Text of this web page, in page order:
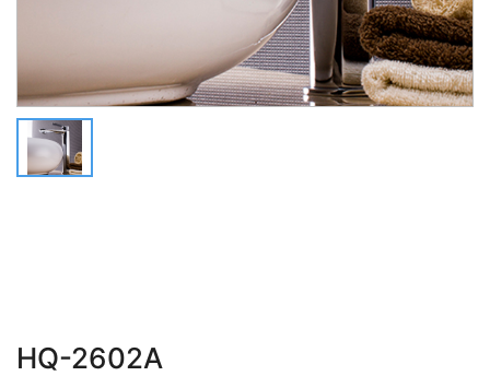
HQ-2602A